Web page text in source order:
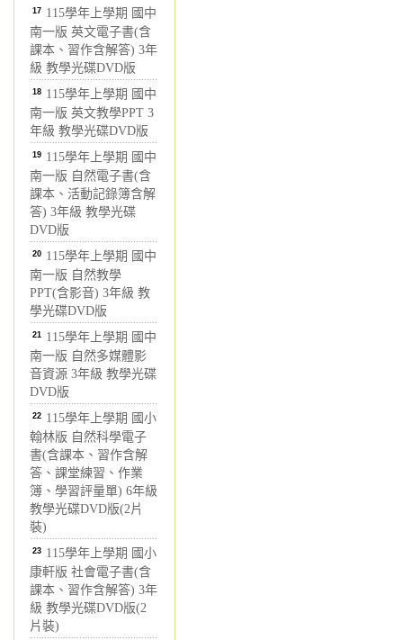
17 115學年上學期 國中
南一版 英文電子書(含
課本、習作含解答) 3年
級 教學光碟DVD版
18 115學年上學期 國中
南一版 英文教學PPT 3
年級 教學光碟DVD版
19 115學年上學期 國中
南一版 自然電子書(含
課本、活動記錄簿含解
答) 3年級 教學光碟
DVD版
20 115學年上學期 國中
南一版 自然教學
PPT(含影音) 3年級 教
學光碟DVD版
21 115學年上學期 國中
南一版 自然多媒體影
音資源 3年級 教學光碟
DVD版
22 115學年上學期 國小
翰林版 自然科學電子
書(含課本、習作含解
答、課堂練習、作業
簿、學習評量單) 6年級
教學光碟DVD版(2片
裝)
23 115學年上學期 國小
康軒版 社會電子書(含
課本、習作含解答) 3年
級 教學光碟DVD版(2
片裝)